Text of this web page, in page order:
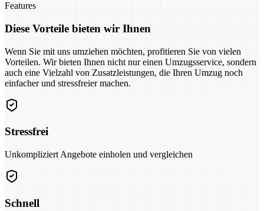
Features
Diese Vorteile bieten wir Ihnen
Wenn Sie mit uns umziehen möchten, profitieren Sie von vielen
Vorteilen. Wir bieten Ihnen nicht nur einen Umzugsservice, sondern
auch eine Vielzahl von Zusatzleistungen, die Ihren Umzug noch
einfacher und stressfreier machen.
Stressfrei
Unkompliziert Angebote einholen und vergleichen
Schnell